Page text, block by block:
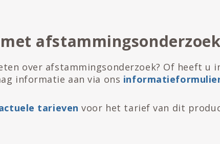
over afstammingsonderzoek? Of heeft u
informatie aan via ons
tarieven voor het tarief van dit